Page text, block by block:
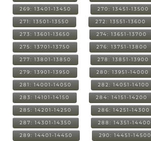
269: 13401-13450 270: 13451-13500
271: 13501-13550 272: 13551-13600
273: 13601-13650 274: 13651-13700
275: 13701-13750 276: 13751-13800
277: 13801-13850 278: 13851-13900
279: 13901-13950 280: 13951-14000
281: 14001-14050 282: 14051-14100
283: 14101-14150 284: 14151-14200
285: 14201-14250 286: 14251-14300
287: 14301-14350 288: 14351-14400
289: 14401-14450 290: 14451-14500